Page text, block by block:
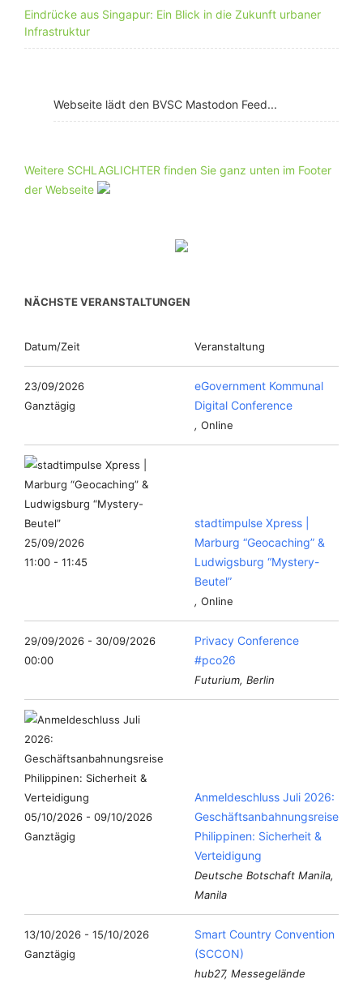
Eindrücke aus Singapur: Ein Blick in die Zukunft urbaner
Infrastruktur
Webseite lädt den BVSC Mastodon Feed...
Weitere SCHLAGLICHTER finden Sie ganz unten im Footer
der Webseite
NÄCHSTE VERANSTALTUNGEN
Datum/Zeit Veranstaltung
23/09/2026
Ganztägig
eGovernment Kommunal
Digital Conference
, Online
25/09/2026
11:00 - 11:45
stadtimpulse Xpress |
Marburg “Geocaching” &
Ludwigsburg “Mystery-
Beutel”
, Online
29/09/2026 - 30/09/2026
00:00
Privacy Conference
#pco26
Futurium, Berlin
05/10/2026 - 09/10/2026
Ganztägig
Anmeldeschluss Juli 2026:
Geschäftsanbahnungsreise
Philippinen: Sicherheit &
Verteidigung
Deutsche Botschaft Manila,
Manila
13/10/2026 - 15/10/2026
Ganztägig
Smart Country Convention
(SCCON)
hub27, Messegelände